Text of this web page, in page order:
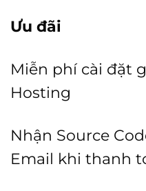
Ưu đãi
Miễn phí cài đặt
Hosting
Nhận Source
Email khi thanh